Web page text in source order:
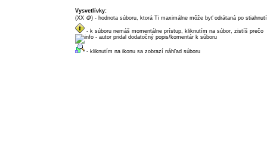
Vysvetlívky:
(XX
dukátikov
🪙) - hodnota súboru, ktorá Ti maximálne môže byť odrátaná po stiahnutí
- k súboru nemáš momentálne prístup, kliknutím na súbor, zistíš prečo
- autor pridal dodatočný popis/komentár k súboru
- kliknutím na ikonu sa zobrazí náhľad súboru